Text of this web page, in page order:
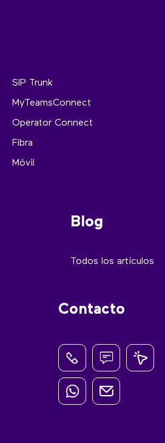
SIP Trunk
MyTeamsConnect
Operator Connect
Fibra
Móvil
Blog
Todos los artículos
Contacto